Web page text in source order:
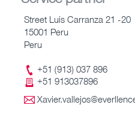
Street Luis Carranza 21 -20
15001 Peru
Peru
+51 (913) 037 896
+51 913037896